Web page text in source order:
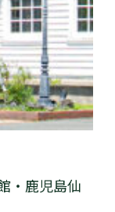
・鹿児島仙